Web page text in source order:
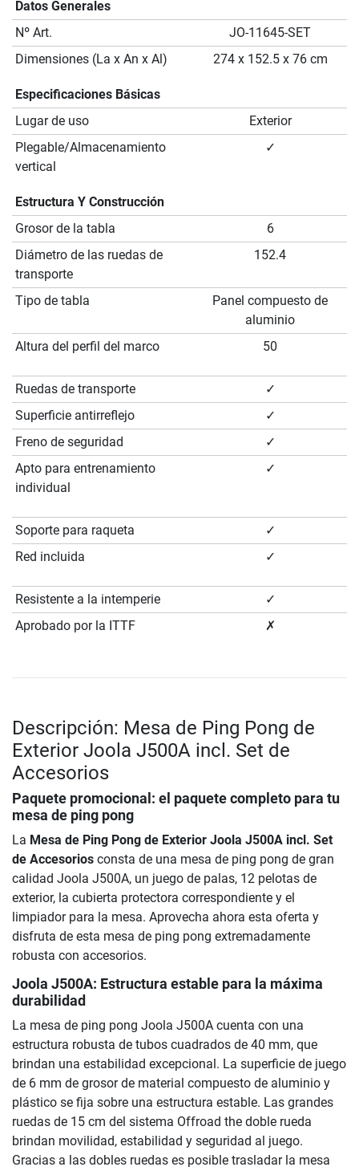
Datos Generales
Nº Art.
JO-11645-SET
Dimensiones (La x An x Al)
274 x 152.5 x 76 cm
Especificaciones Básicas
Lugar de uso
Exterior
Plegable/Almacenamiento
vertical
✓
Estructura Y Construcción
Grosor de la tabla
6
Diámetro de las ruedas de
transporte
152.4
Tipo de tabla
Panel compuesto de
aluminio
Altura del perfil del marco
50
Ruedas de transporte
✓
Superficie antirreflejo
✓
Freno de seguridad
✓
Apto para entrenamiento
individual
✓
Soporte para raqueta
✓
Red incluida
✓
Resistente a la intemperie
✓
Aprobado por la ITTF
✗
Descripción: Mesa de Ping Pong de
Exterior Joola J500A incl. Set de
Accesorios
Paquete promocional: el paquete completo para tu
mesa de ping pong
La Mesa de Ping Pong de Exterior Joola J500A incl. Set
de Accesorios consta de una mesa de ping pong de gran
calidad Joola J500A, un juego de palas, 12 pelotas de
exterior, la cubierta protectora correspondiente y el
limpiador para la mesa. Aprovecha ahora esta oferta y
disfruta de esta mesa de ping pong extremadamente
robusta con accesorios.
Joola J500A: Estructura estable para la máxima
durabilidad
La mesa de ping pong Joola J500A cuenta con una
estructura robusta de tubos cuadrados de 40 mm, que
brindan una estabilidad excepcional. La superficie de juego
de 6 mm de grosor de material compuesto de aluminio y
plástico se fija sobre una estructura estable. Las grandes
ruedas de 15 cm del sistema Offroad the doble rueda
brindan movilidad, estabilidad y seguridad al juego.
Gracias a las dobles ruedas es posible trasladar la mesa